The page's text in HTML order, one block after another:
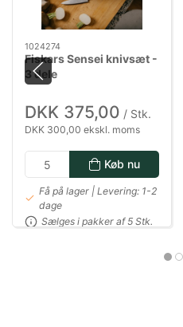
1024274
Fiskars Sensei knivsæt -
3 dele
DKK 375,00 / Stk.
DKK 300,00 ekskl. moms
Køb nu
Få på lager | Levering: 1-2
dage
Sælges i pakker af 5 Stk.